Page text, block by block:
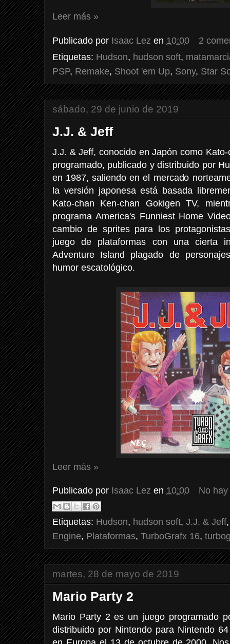
Leer más »
Publicado por Isaac Lez en 10:00
2
Etiquetas: Hudson, hudson soft,
PSP, Remake, Shoot 'em Up, Sony, Star
sábado, 29 de junio de 2019
J.J. & Jeff
J.J. & Jeff, conocido en Japón como
programado, publicado y distribuido por
en 1987, saliendo en el mercado
la versión japonesa está basada
Kato-chan Ken-chan Gokigen TV,
programa America's Funniest Home
cambio de sprites para los
juego de plataformas con una cierta
Adventure Island plagado de
humor escatológico.
Leer más »
Publicado por Isaac Lez en 10:00 No
Etiquetas: Hudson, hudson soft, J.J. & Jeff
Engine, Plataformas, TurboGrafx 16,
martes, 28 de mayo de 2019
Mario Party 2
Mario Party 2 es un juego programado
distribuido por Nintendo para Nintendo